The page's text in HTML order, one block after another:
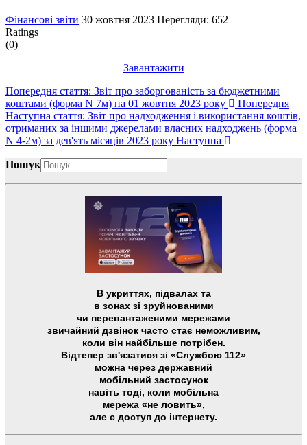
Фінансові звіти 30 жовтня 2023 Перегляди: 652
Ratings
(0)
Завантажити
Попередня стаття: Звіт про заборгованість за бюджетними
коштами (форма N 7м) на 01 жовтня 2023 року
Попередня
Наступна стаття: Звіт про надходження і використання коштів,
отриманих за іншими джерелами власних надходжень (форма
N 4-2м) за дев'ять місяців 2023 року Наступна
Пошук
В укриттях, підвалах та
в зонах зі зруйнованими
чи перевантаженими мережами
звичайний дзвінок часто стає неможливим,
коли він найбільше потрібен.
Відтепер зв'язатися зі «Службою 112»
можна через державний
мобільний застосунок
навіть тоді, коли мобільна
мережа «не ловить»,
але є доступ до інтернету.